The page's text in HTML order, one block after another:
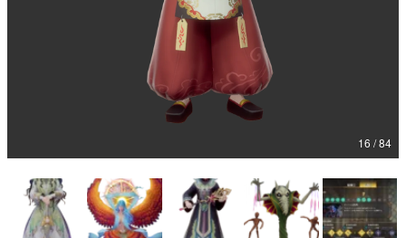
電ファミニコゲーマーとは？
運営：株式会社マレ
16 / 84